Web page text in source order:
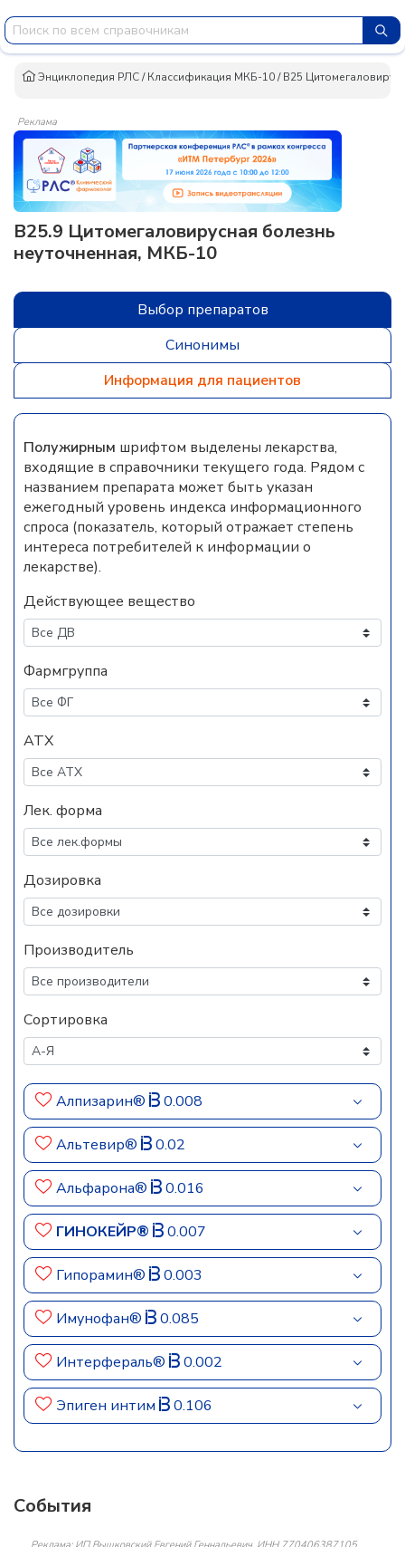
Энциклопедия РЛС/Классификация МКБ-10/B25
Реклама
B25.9 Цитомегаловирусная болезнь
неуточненная, МКБ-10
Выбор препаратов
Синонимы
Информация для пациентов
Полужирным шрифтом выделены лекарства,
входящие в справочники текущего года. Рядом с
названием препарата может быть указан
ежегодный уровень индекса информационного
спроса (показатель, который отражает степень
интереса потребителей к информации о
лекарстве).
Действующее вещество
Фармгруппа
АТХ
Лек. форма
Дозировка
Производитель
Сортировка
Алпизарин® 0.008
Альтевир® 0.02
Альфарона® 0.016
ГИНОКЕЙР® 0.007
Гипорамин® 0.003
Имунофан® 0.085
Интерфераль® 0.002
Эпиген интим 0.106
События